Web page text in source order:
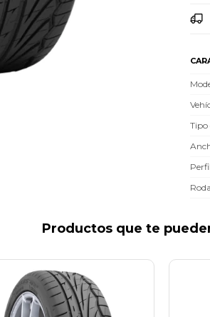
Perfil
Productos que te